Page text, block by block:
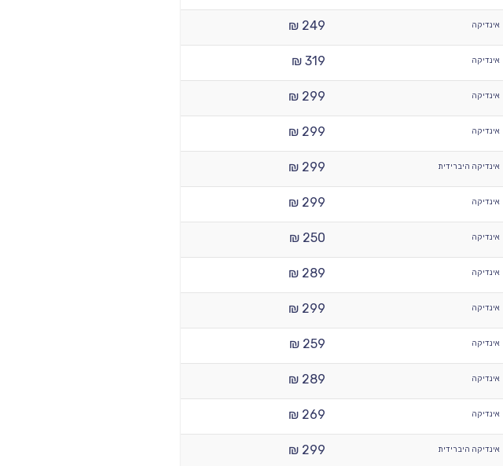
אינדיקה
249 ₪
אינדיקה
319 ₪
אינדיקה
299 ₪
אינדיקה
299 ₪
אינדיקה היברידית
299 ₪
אינדיקה
299 ₪
אינדיקה
250 ₪
אינדיקה
289 ₪
אינדיקה
299 ₪
אינדיקה
259 ₪
אינדיקה
289 ₪
אינדיקה
269 ₪
אינדיקה היברידית
299 ₪